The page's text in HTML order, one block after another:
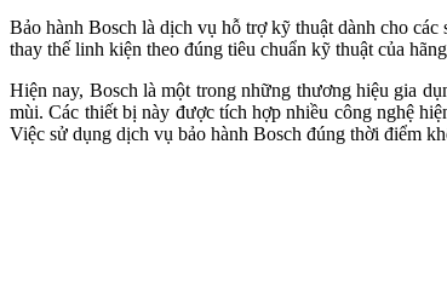
Bảo hành Bosch là dịch vụ hỗ trợ kỹ thuật dành cho
thay thế linh kiện theo đúng tiêu chuẩn kỹ thuật của
Hiện nay, Bosch là một trong những thương hiệu gia
mùi. Các thiết bị này được tích hợp nhiều công nghệ
Việc sử dụng dịch vụ bảo hành Bosch đúng thời điểm